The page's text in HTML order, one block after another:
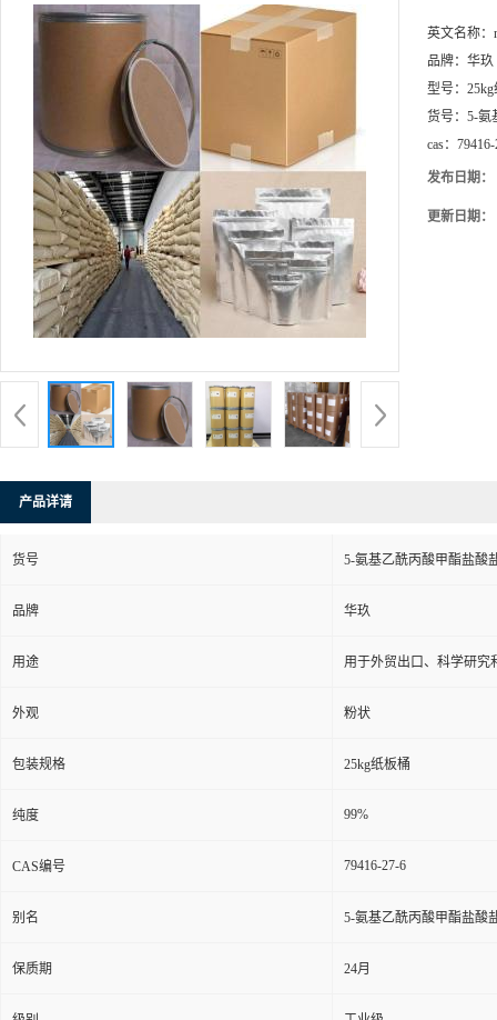
英文名称：
品牌： 华玖
型号：
货号： 5-氨
cas：
发布日期：
更新日期：
产品详请
货号 5-氨基乙酰丙酸甲酯盐酸
品牌 华玖
用途 用于外贸出口、科学研究
外观 粉状
包装规格 25kg纸板桶
纯度 99%
CAS编号 79416-27-6
别名 5-氨基乙酰丙酸甲酯盐酸
保质期 24月